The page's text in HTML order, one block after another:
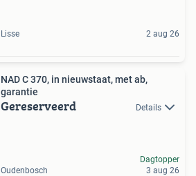
Lisse 2 aug 26
NAD C 370, in nieuwstaat, met ab,
garantie
Gereserveerd Details
Oudenbosch
Dagtopper
3 aug 26